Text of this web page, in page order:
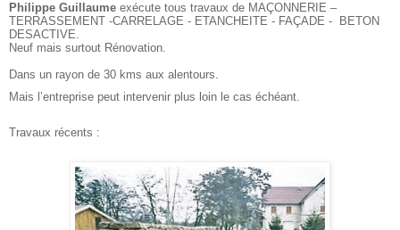
Philippe Guillaume exécute tous travaux de MAÇONNERIE –
TERRASSEMENT -CARRELAGE - ETANCHEITE - FAÇADE - BETON
DESACTIVE.
Neuf mais surtout Rénovation.
Dans un rayon de 30 kms aux alentours.
Mais l’entreprise peut intervenir plus loin le cas échéant.
Travaux récents :